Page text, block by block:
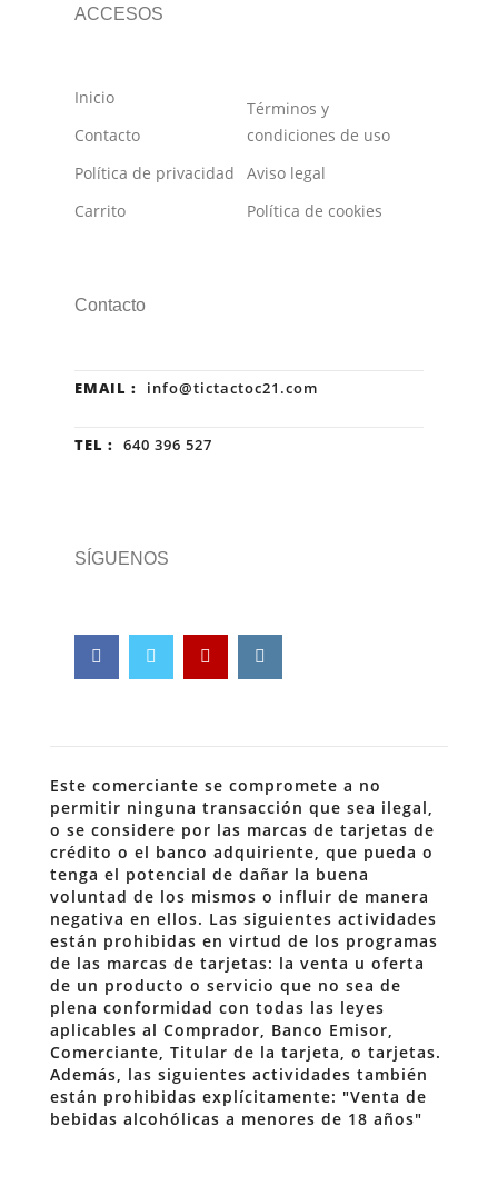
ACCESOS
Inicio
Contacto
Política de privacidad
Carrito
Términos y
condiciones de uso
Aviso legal
Política de cookies
Contacto
EMAIL : info@tictactoc21.com
TEL : 640 396 527
SÍGUENOS
Este comerciante se compromete a no
permitir ninguna transacción que sea ilegal,
o se considere por las marcas de tarjetas de
crédito o el banco adquiriente, que pueda o
tenga el potencial de dañar la buena
voluntad de los mismos o influir de manera
negativa en ellos. Las siguientes actividades
están prohibidas en virtud de los programas
de las marcas de tarjetas: la venta u oferta
de un producto o servicio que no sea de
plena conformidad con todas las leyes
aplicables al Comprador, Banco Emisor,
Comerciante, Titular de la tarjeta, o tarjetas.
Además, las siguientes actividades también
están prohibidas explícitamente: "Venta de
bebidas alcohólicas a menores de 18 años"